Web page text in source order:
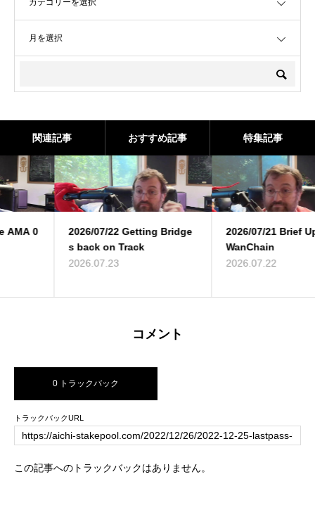
関連記事 おすすめ記事 特集記事
2026/07/22 Getting Bridge
s back on Track
2026/07/21 Brief Update on
コメント
0 トラックバック
トラックバックURL
この記事へのトラックバックはありません。